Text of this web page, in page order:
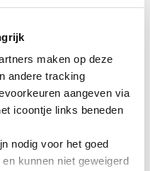
maken op deze
andere tracking
aangeven via
icoontje links beneden
nodig voor het goed
kunnen niet geweigerd
in de vorm van
kwetsbare personen.
Consortiumhelpt u onze
voort te zetten.